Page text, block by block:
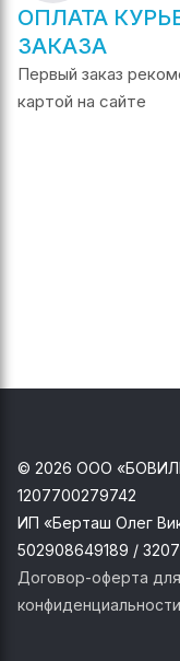
ОПЛАТА
ЗАКАЗА
Первый заказ
картой на сайте
© 2026 ООО
1207700279742
ИП «Берташ Олег
502908649189 /
Договор-оферта
конфиденциальности
Согласие